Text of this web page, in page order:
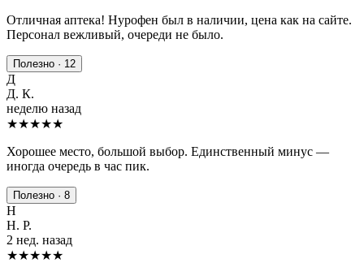
Отличная аптека! Нурофен был в наличии, цена как на сайте.
Персонал вежливый, очереди не было.
Полезно · 12
Д
Д. К.
неделю назад
★★★★★
Хорошее место, большой выбор. Единственный минус —
иногда очередь в час пик.
Полезно · 8
Н
Н. Р.
2 нед. назад
★★★★★